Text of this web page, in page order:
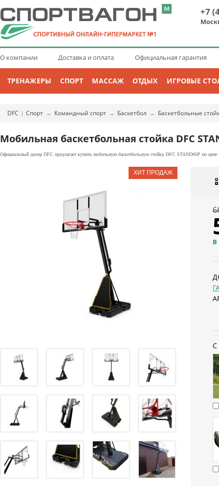
+7
О компании Доставка и оплата Официальная гарантия
ТРЕНАЖЕРЫ СПОРТ МАССАЖ ОТДЫХ ИГРОВЫЕ
DFC | Спорт → Командный спорт → Баскетбол → Баскетбольные
Мобильная баскетбольная стойка DFC
Официальный дилер DFC предлагает купить мобильную баскетбольную стойку DFC STAND60P по
С